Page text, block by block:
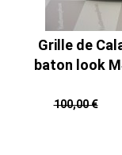
Grille de
baton look
100,00 €